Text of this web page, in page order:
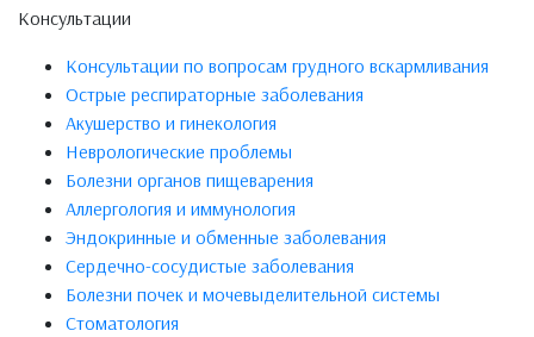
Консультации
Консультации по вопросам грудного вскармливания
Острые респираторные заболевания
Акушерство и гинекология
Неврологические проблемы
Болезни органов пищеварения
Аллергология и иммунология
Эндокринные и обменные заболевания
Сердечно-сосудистые заболевания
Болезни почек и мочевыделительной системы
Стоматология